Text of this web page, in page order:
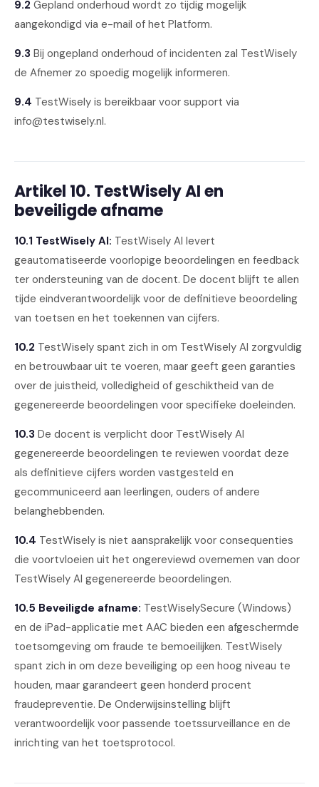
9.2 Gepland onderhoud wordt zo tijdig mogelijk
aangekondigd via e-mail of het Platform.
9.3 Bij ongepland onderhoud of incidenten zal TestWisely
de Afnemer zo spoedig mogelijk informeren.
9.4 TestWisely is bereikbaar voor support via
info@testwisely.nl.
Artikel 10. TestWisely AI en
beveiligde afname
10.1 TestWisely AI: TestWisely AI levert
geautomatiseerde voorlopige beoordelingen en feedback
ter ondersteuning van de docent. De docent blijft te allen
tijde eindverantwoordelijk voor de definitieve beoordeling
van toetsen en het toekennen van cijfers.
10.2 TestWisely spant zich in om TestWisely AI zorgvuldig
en betrouwbaar uit te voeren, maar geeft geen garanties
over de juistheid, volledigheid of geschiktheid van de
gegenereerde beoordelingen voor specifieke doeleinden.
10.3 De docent is verplicht door TestWisely AI
gegenereerde beoordelingen te reviewen voordat deze
als definitieve cijfers worden vastgesteld en
gecommuniceerd aan leerlingen, ouders of andere
belanghebbenden.
10.4 TestWisely is niet aansprakelijk voor consequenties
die voortvloeien uit het ongereviewd overnemen van door
TestWisely AI gegenereerde beoordelingen.
10.5 Beveiligde afname: TestWiselySecure (Windows)
en de iPad-applicatie met AAC bieden een afgeschermde
toetsomgeving om fraude te bemoeilijken. TestWisely
spant zich in om deze beveiliging op een hoog niveau te
houden, maar garandeert geen honderd procent
fraudepreventie. De Onderwijsinstelling blijft
verantwoordelijk voor passende toetssurveillance en de
inrichting van het toetsprotocol.